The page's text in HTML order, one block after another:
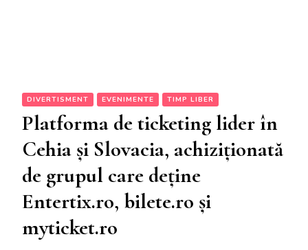
DIVERTISMENT EVENIMENTE TIMP LIBER
Platforma de ticketing lider în
Cehia și Slovacia, achiziționată
de grupul care deține
Entertix.ro, bilete.ro și
myticket.ro